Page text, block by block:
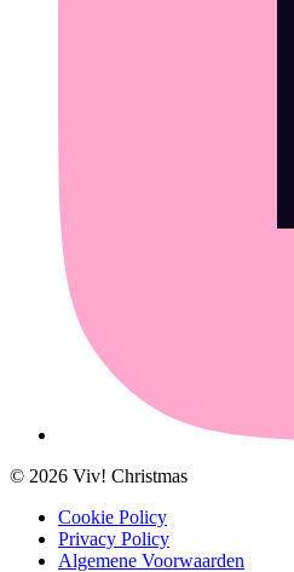
© 2026 Viv! Christmas
Cookie Policy
Privacy Policy
Algemene Voorwaarden